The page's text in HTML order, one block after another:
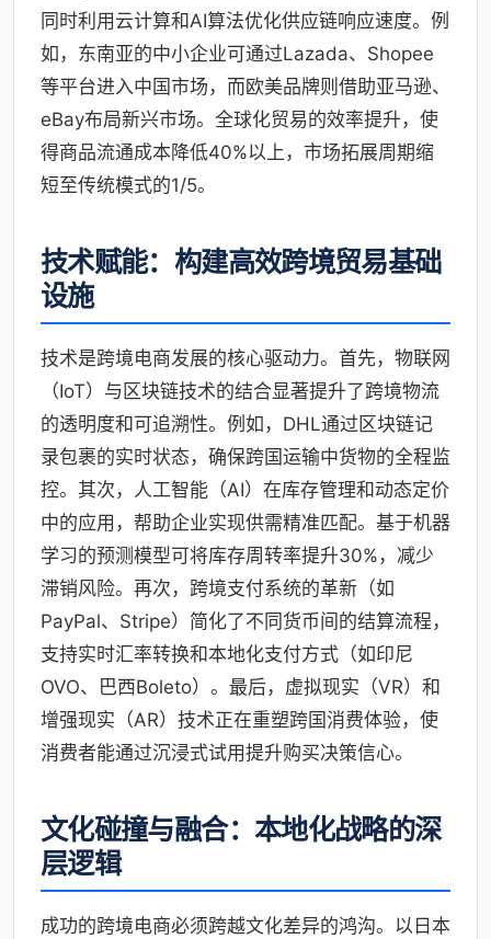
同时利用云计算和AI算法优化供应链响应速度。例
如，东南亚的中小企业可通过Lazada、Shopee
等平台进入中国市场，而欧美品牌则借助亚马逊、
eBay布局新兴市场。全球化贸易的效率提升，使
得商品流通成本降低40%以上，市场拓展周期缩
短至传统模式的1/5。
技术赋能：构建高效跨境贸易基础
设施
技术是跨境电商发展的核心驱动力。首先，物联网
（IoT）与区块链技术的结合显著提升了跨境物流
的透明度和可追溯性。例如，DHL通过区块链记
录包裹的实时状态，确保跨国运输中货物的全程监
控。其次，人工智能（AI）在库存管理和动态定价
中的应用，帮助企业实现供需精准匹配。基于机器
学习的预测模型可将库存周转率提升30%，减少
滞销风险。再次，跨境支付系统的革新（如
PayPal、Stripe）简化了不同货币间的结算流程，
支持实时汇率转换和本地化支付方式（如印尼
OVO、巴西Boleto）。最后，虚拟现实（VR）和
增强现实（AR）技术正在重塑跨国消费体验，使
消费者能通过沉浸式试用提升购买决策信心。
文化碰撞与融合：本地化战略的深
层逻辑
成功的跨境电商必须跨越文化差异的鸿沟。以日本